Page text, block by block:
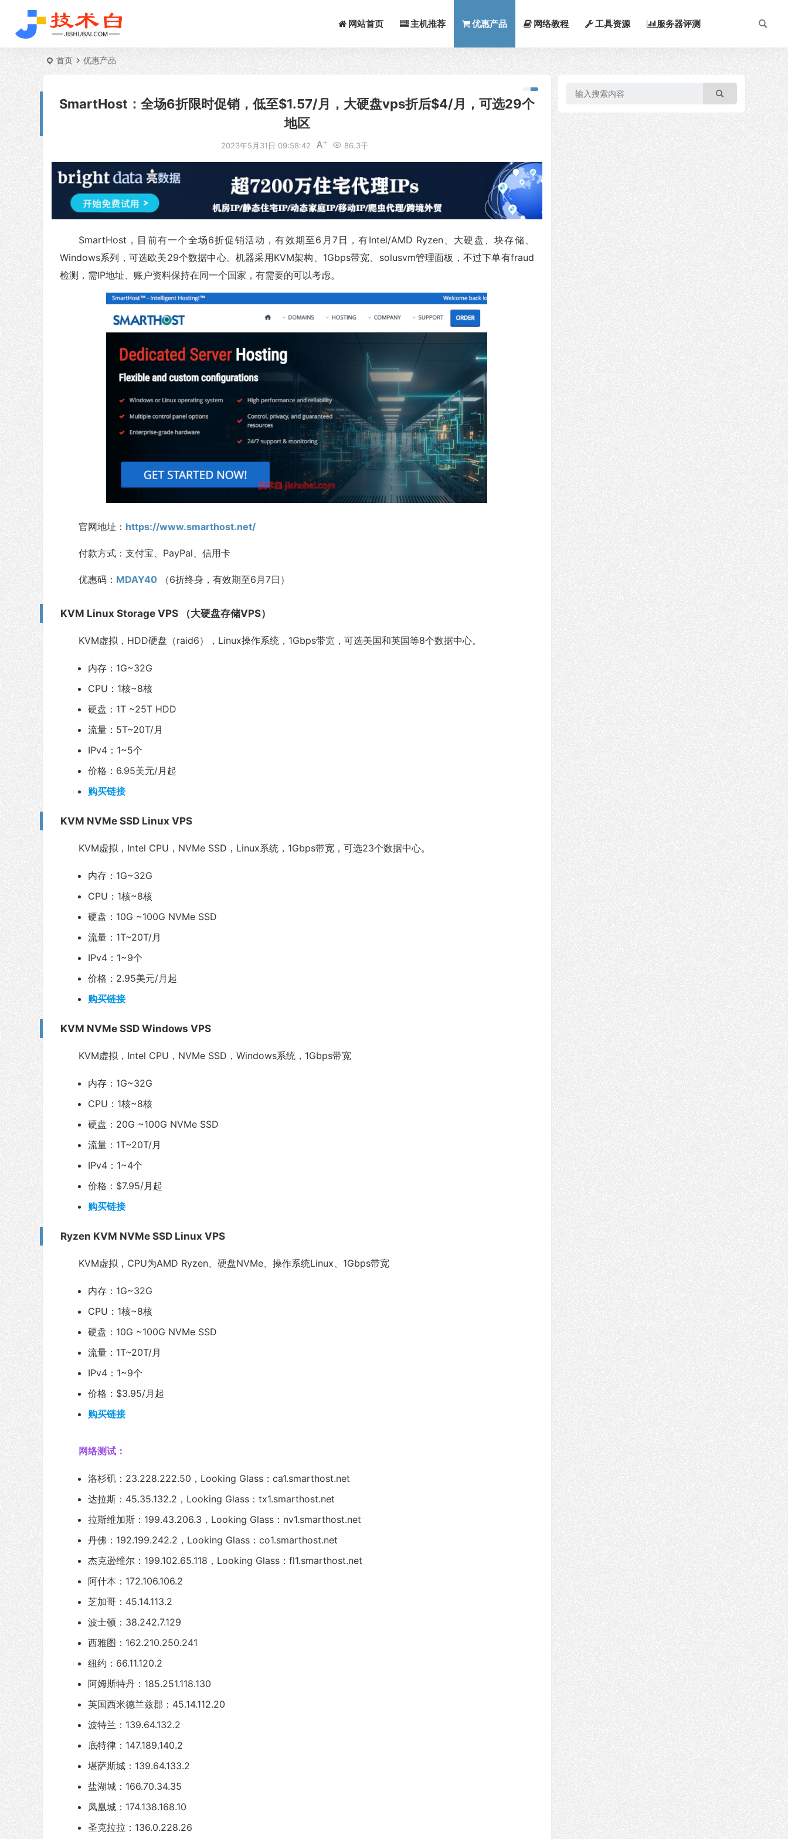
网站首页 主机推荐 优惠产品 网络教程 工具资源 服务器评测
首页 优惠产品
SmartHost：全场6折限时促销，低至$1.57/月，大硬盘vps折后$4/月，可选29个
地区
2023年5月31日 09:58:42 86.3千
SmartHost，目前有一个全场6折促销活动，有效期至6月7日，有Intel/AMD Ryzen、大硬盘、块存储、
Windows系列，可选欧美29个数据中心。机器采用KVM架构、1Gbps带宽、solusvm管理面板，不过下单有fraud
检测，需IP地址、账户资料保持在同一个国家，有需要的可以考虑。
官网地址： https://www.smarthost.net/
付款方式：支付宝、PayPal、信用卡
优惠码： MDAY40 （6折终身，有效期至6月7日）
KVM Linux Storage VPS （大硬盘存储VPS）
KVM虚拟，HDD硬盘（raid6），Linux操作系统，1Gbps带宽，可选美国和英国等8个数据中心。
内存：1G~32G
CPU：1核~8核
硬盘：1T ~25T HDD
流量：5T~20T/月
IPv4：1~5个
价格：6.95美元/月起
购买链接
KVM NVMe SSD Linux VPS
KVM虚拟，Intel CPU，NVMe SSD，Linux系统，1Gbps带宽，可选23个数据中心。
内存：1G~32G
CPU：1核~8核
硬盘：10G ~100G NVMe SSD
流量：1T~20T/月
IPv4：1~9个
价格：2.95美元/月起
购买链接
KVM NVMe SSD Windows VPS
KVM虚拟，Intel CPU，NVMe SSD，Windows系统，1Gbps带宽
内存：1G~32G
CPU：1核~8核
硬盘：20G ~100G NVMe SSD
流量：1T~20T/月
IPv4：1~4个
价格：$7.95/月起
购买链接
Ryzen KVM NVMe SSD Linux VPS
KVM虚拟，CPU为AMD Ryzen、硬盘NVMe、操作系统Linux、1Gbps带宽
内存：1G~32G
CPU：1核~8核
硬盘：10G ~100G NVMe SSD
流量：1T~20T/月
IPv4：1~9个
价格：$3.95/月起
购买链接
网络测试：
洛杉矶：23.228.222.50，Looking Glass：ca1.smarthost.net
达拉斯：45.35.132.2，Looking Glass：tx1.smarthost.net
拉斯维加斯：199.43.206.3，Looking Glass：nv1.smarthost.net
丹佛：192.199.242.2，Looking Glass：co1.smarthost.net
杰克逊维尔：199.102.65.118，Looking Glass：f​​l1.smarthost.net
阿什本：172.106.106.2
芝加哥：45.14.113.2
波士顿：38.242.7.129
西雅图：162.210.250.241
纽约：66.11.120.2
阿姆斯特丹：185.251.118.130
英国西米德兰兹郡：45.14.112.20
波特兰：139.64.132.2
底特律：147.189.140.2
堪萨斯城：139.64.133.2
盐湖城：166.70.34.35
凤凰城：174.138.168.10
圣克拉拉：136.0.228.26